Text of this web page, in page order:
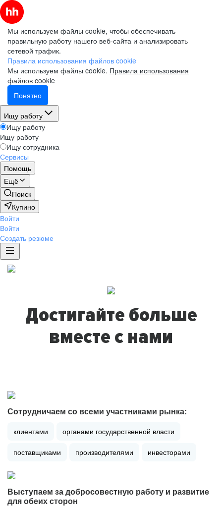
Мы используем файлы cookie, чтобы обеспечивать
правильную работу нашего веб-сайта и анализировать
сетевой трафик.
Правила использования файлов cookie
Мы используем файлы cookie. Правила использования
файлов cookie
Понятно
Ищу работу
Ищу работу
Ищу работу
Ищу сотрудника
Сервисы
Помощь
Ещё
Поиск
Купино
Войти
Войти
Создать резюме
Достигайте больше
вместе с нами
Сотрудничаем со всеми участниками рынка:
клиентами органами государственной власти
поставщиками производителями инвесторами
Выступаем за добросовестную работу и развитие
для обеих сторон